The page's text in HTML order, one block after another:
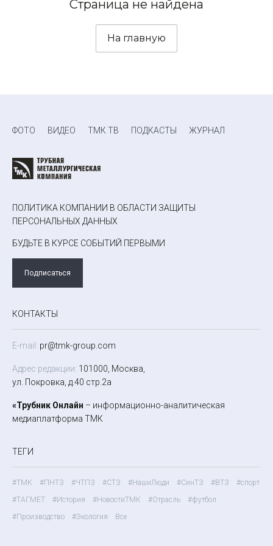
Страница не найдена
На главную
ФОТО ВИДЕО ТМК ТВ ПОДКАСТЫ ЖУРНАЛ
ПОЛИТИКА КОМПАНИИ В ОБЛАСТИ ЗАЩИТЫ
ПЕРСОНАЛЬНЫХ ДАННЫХ
БУДЬТЕ В КУРСЕ СОБЫТИЙ ПЕРВЫМИ
Подписаться
КОНТАКТЫ
E-mail: pr@tmk-group.com
Адрес редакции: 101000, Москва,
ул. Покровка, д.40 стр.2а
«Трубник Онлайн – информационно-аналитическая
медиаплатформа ТМК
ТЕГИ
#ТМК #ПНТЗ #ЧТПЗ #СТЗ #НашиЛюди #СинТЗ #ВТЗ
#спорт
#ТАГМЕТ
#История #НовостиТМК #Отрасль
#футбол
#Производство
#Экология Все